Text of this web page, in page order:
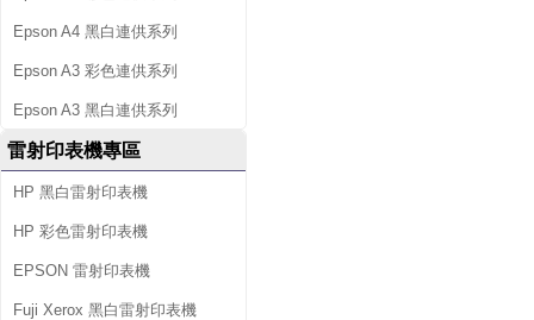
Epson A4 黑白連供系列
Epson A3 彩色連供系列
Epson A3 黑白連供系列
雷射印表機專區
HP 黑白雷射印表機
HP 彩色雷射印表機
EPSON 雷射印表機
Fuji Xerox 黑白雷射印表機